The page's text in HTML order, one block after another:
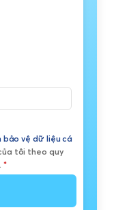
bảo vệ dữ liệu cá
tôi theo quy
*